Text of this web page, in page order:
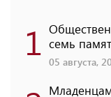
1 семь
05 августа,